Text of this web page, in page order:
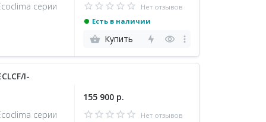
серии
Нет отзывов
Есть в наличии
Купить
I-
серии
155 900 р.
Нет отзывов